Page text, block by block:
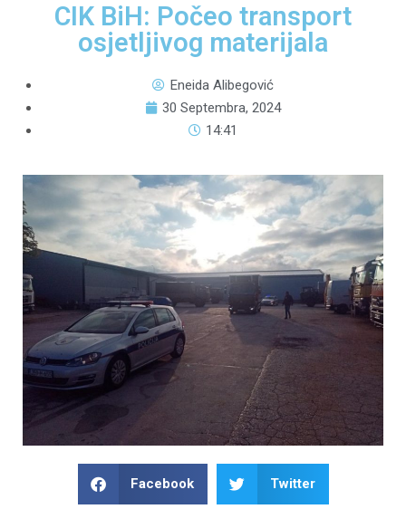
CIK BiH: Počeo transport
osjetljivog materijala
Eneida Alibegović
30 Septembra, 2024
14:41
Facebook Twitter